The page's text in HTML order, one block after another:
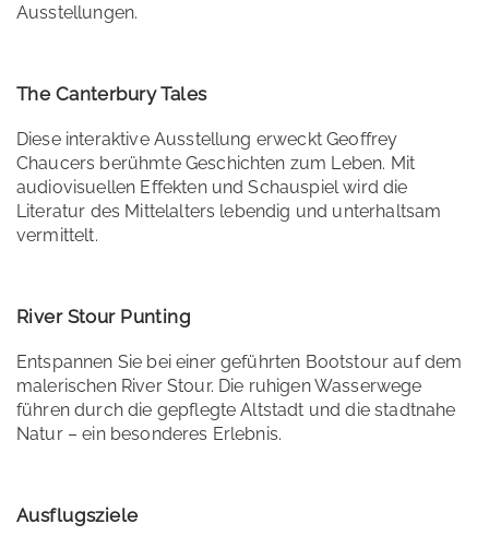
Ausstellungen.
The Canterbury Tales
Diese interaktive Ausstellung erweckt Geoffrey
Chaucers berühmte Geschichten zum Leben. Mit
audiovisuellen Effekten und Schauspiel wird die
Literatur des Mittelalters lebendig und unterhaltsam
vermittelt.
River Stour Punting
Entspannen Sie bei einer geführten Bootstour auf dem
malerischen River Stour. Die ruhigen Wasserwege
führen durch die gepflegte Altstadt und die stadtnahe
Natur – ein besonderes Erlebnis.
Ausflugsziele